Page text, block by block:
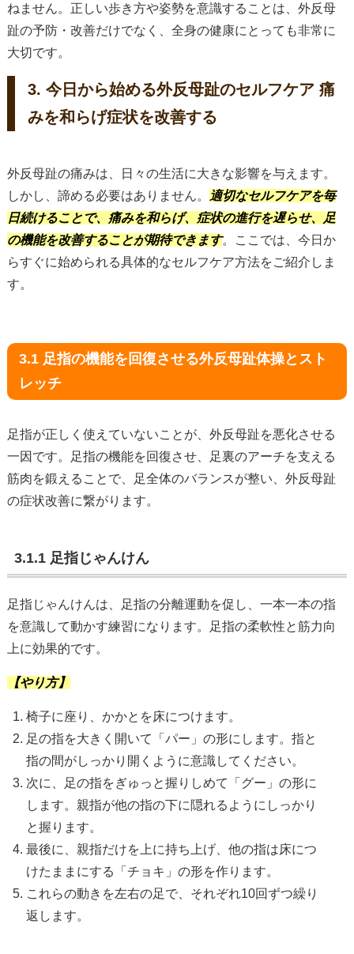
ねません。正しい歩き方や姿勢を意識することは、外反母
趾の予防・改善だけでなく、全身の健康にとっても非常に
大切です。
3. 今日から始める外反母趾のセルフケア 痛
みを和らげ症状を改善する
外反母趾の痛みは、日々の生活に大きな影響を与えます。
しかし、諦める必要はありません。
適切なセルフケアを毎
日続けることで、痛みを和らげ、症状の進行を遅らせ、足
の機能を改善することが期待できます。ここでは、今日か
らすぐに始められる具体的なセルフケア方法をご紹介しま
す。
3.1 足指の機能を回復させる外反母趾体操とスト
レッチ
足指が正しく使えていないことが、外反母趾を悪化させる
一因です。足指の機能を回復させ、足裏のアーチを支える
筋肉を鍛えることで、足全体のバランスが整い、外反母趾
の症状改善に繋がります。
3.1.1 足指じゃんけん
足指じゃんけんは、足指の分離運動を促し、一本一本の指
を意識して動かす練習になります。足指の柔軟性と筋力向
上に効果的です。
【やり方】
椅子に座り、かかとを床につけます。
足の指を大きく開いて「パー」の形にします。指と
指の間がしっかり開くように意識してください。
次に、足の指をぎゅっと握りしめて「グー」の形に
します。親指が他の指の下に隠れるようにしっかり
と握ります。
最後に、親指だけを上に持ち上げ、他の指は床につ
けたままにする「チョキ」の形を作ります。
これらの動きを左右の足で、それぞれ10回ずつ繰り
返します。